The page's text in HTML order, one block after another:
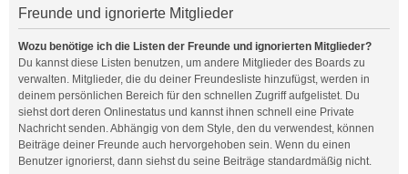
Freunde und ignorierte Mitglieder
Wozu benötige ich die Listen der Freunde und ignorierten Mitglieder?
Du kannst diese Listen benutzen, um andere Mitglieder des Boards zu
verwalten. Mitglieder, die du deiner Freundesliste hinzufügst, werden in
deinem persönlichen Bereich für den schnellen Zugriff aufgelistet. Du
siehst dort deren Onlinestatus und kannst ihnen schnell eine Private
Nachricht senden. Abhängig von dem Style, den du verwendest, können
Beiträge deiner Freunde auch hervorgehoben sein. Wenn du einen
Benutzer ignorierst, dann siehst du seine Beiträge standardmäßig nicht.